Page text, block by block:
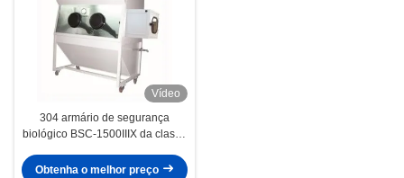
Vídeo
304 armário de segurança
biológico BSC-1500IIIX da classe
Obtenha o melhor preço